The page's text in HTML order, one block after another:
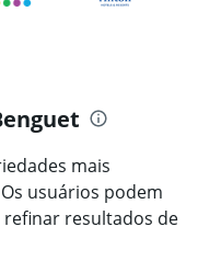
mais
usuários podem
resultados de